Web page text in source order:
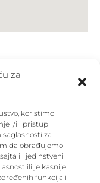
za
koristimo
i/ili pristup
za
da obrađujemo
ili jedinstveni
ili je kasnije
funkcija i
talente" je
od strane